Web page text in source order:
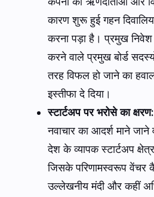
कारण शुरू हुई गहन
करना पड़ा है। प्रमुख निवेश
करने वाले प्रमुख बोर्ड
तरह विफल हो जाने का
इस्तीफा दे दिया।
स्टार्टअप पर भरोसे का क्षरण:
नवाचार का आदर्श माने
देश के व्यापक स्टार्टअप
जिसके परिणामस्वरूप वेंचर
उल्लेखनीय मंदी और कहीं